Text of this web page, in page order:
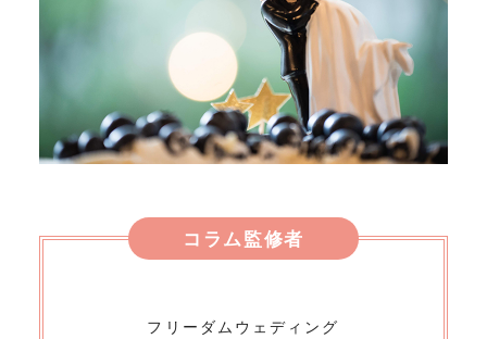
コラム監修者
フリーダムウェディング